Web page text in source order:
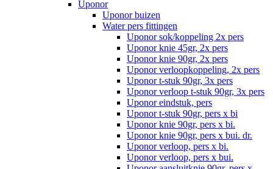
Uponor
Uponor buizen
Water pers fittingen
Uponor sok/koppeling 2x pers
Uponor knie 45gr, 2x pers
Uponor knie 90gr, 2x pers
Uponor verloopkoppeling, 2x pers
Uponor t-stuk 90gr, 3x pers
Uponor verloop t-stuk 90gr, 3x pers
Uponor eindstuk, pers
Uponor t-stuk 90gr, pers x bi
Uponor knie 90gr, pers x bi.
Uponor knie 90gr, pers x bui. dr.
Uponor verloop, pers x bi.
Uponor verloop, pers x bui.